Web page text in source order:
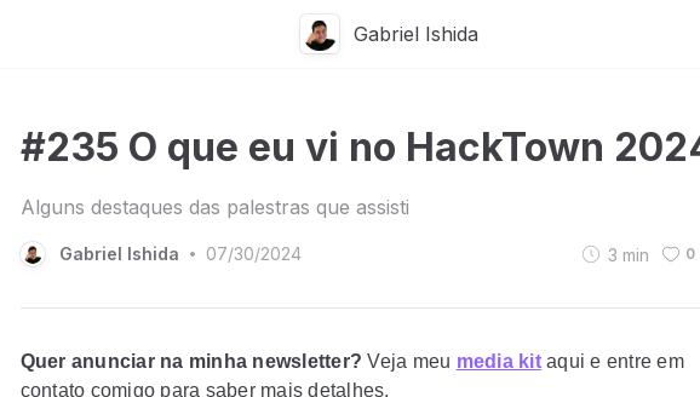
Gabriel Ishida
#235 O que eu vi no HackTown
Alguns destaques das palestras que assisti
Gabriel Ishida • 07/30/2024 3 min 0
Quer anunciar na minha newsletter? Veja meu media kitaqui e entre em
contato comigo para saber mais detalhes.